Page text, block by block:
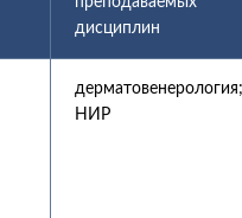
дисциплин
дерматовенерология;
НИР